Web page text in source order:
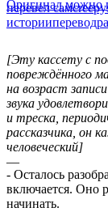
Оригинал можно
[Эту кассету с
повреждённого
на возраст
звука
и треска,
рассказчика, он
человеческий]
‑ Осталось
включается. Оно
начинать.
перевел сам
историиперевод
—